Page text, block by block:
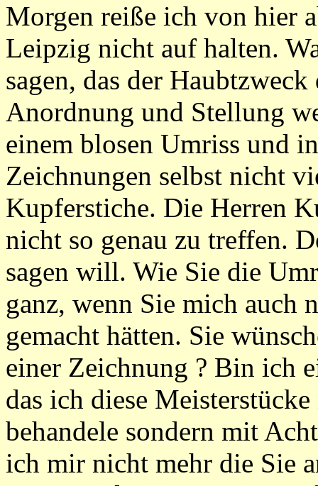
Morgen reiße ich von hier
Leipzig nicht auf halten.
sagen, das der
Anordnung und Stellung
einem blosen Umriss und
Zeichnungen selbst nicht
Kupferstiche. Die Herren
nicht so genau zu treffen.
sagen will. Wie Sie die
ganz, wenn Sie mich auch
gemacht hätten. Sie
einer Zeichnung ? Bin ich
das ich diese
behandele sondern mit
ich mir nicht mehr die Sie